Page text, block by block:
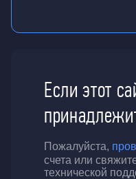
Если этот
Пожалуйста,
счета или
технической